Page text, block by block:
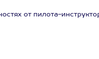
от пилота-